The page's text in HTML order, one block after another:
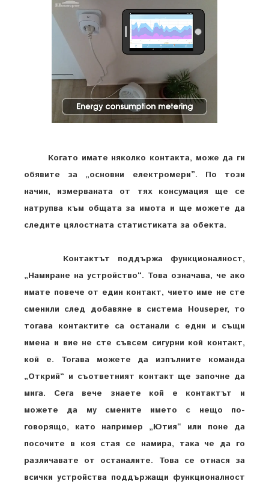
Когато имате няколко контакта, може да ги
обявите за „основни електромери”. По този
начин, измерваната от тях консумация ще се
натрупва към общата за имота и ще можете да
следите цялостната статистиката за обекта.
Контактът поддържа функционалност,
„Намиране на устройство“. Това означава, че ако
имате повече от един контакт, чието име не сте
сменили след добавяне в система Houseper, то
тогава контактите са останали с едни и същи
имена и вие не сте съвсем сигурни кой контакт,
кой е. Тогава можете да изпълните команда
„Открий“ и съответният контакт ще започне да
мига. Сега вече знаете кой е контактът и
можете да му смените името с нещо по-
говорящо, като например „Ютия“ или поне да
посочите в коя стая се намира, така че да го
различавате от останалите. Това се отнася за
всички устройства поддържащи функционалност